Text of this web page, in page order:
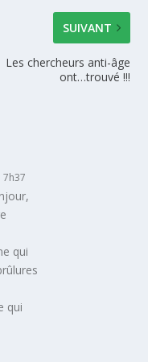
SUIVANT
Les chercheurs anti-âge
ont…trouvé !!!
7h37
qui
qui